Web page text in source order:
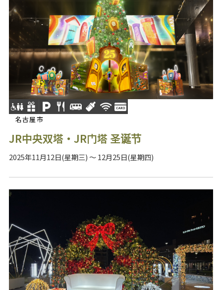
名古屋市
JR中央双塔・JR门塔 圣诞节
2025年11月12日(星期三) ～ 12月25日(星期四)